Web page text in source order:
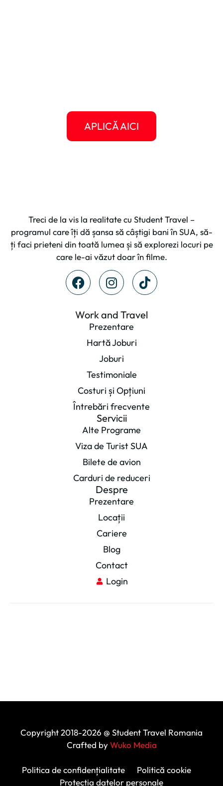
APLICĂ AICI
Treci de la vis la realitate cu Student Travel –
programul care îți dă șansa să câștigi bani în SUA, să-
ți faci prieteni din toată lumea și să explorezi locuri pe
care le-ai văzut doar în filme.
Work and Travel
Prezentare
Hartă Joburi
Joburi
Testimoniale
Costuri și Opțiuni
Întrebări frecvente
Servicii
Alte Programe
Viza de Turist SUA
Bilete de avion
Carduri de reduceri
Despre
Prezentare
Locații
Cariere
Blog
Contact
Login
Copyright 2018-2026 @ Student Travel Romania
Crafted byWuko Media
Politica de confidențialitate
Politică cookie
Protecția datelor personale